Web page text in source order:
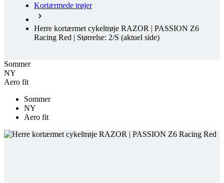
Kortærmede trøjer
Herre kortærmet cykeltrøje RAZOR | PASSION Z6
Racing Red | Størrelse: 2/S (aktuel side)
Sommer
NY
Aero fit
Sommer
NY
Aero fit